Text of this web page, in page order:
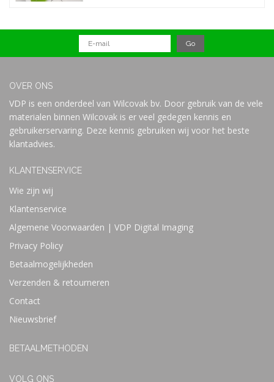
OVER ONS
VDP is een onderdeel van Wilcovak bv. Door gebruik van de vele
materialen binnen Wilcovak is er veel gedegen kennis en
gebruikerservaring. Deze kennis gebruiken wij voor het beste
klantadvies.
KLANTENSERVICE
Wie zijn wij
Klantenservice
Algemene Voorwaarden | VDP Digital Imaging
Privacy Policy
Betaalmogelijkheden
Verzenden & retourneren
Contact
Nieuwsbrief
BETAALMETHODEN
VOLG ONS